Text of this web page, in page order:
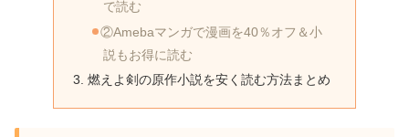
で読む
②Amebaマンガで漫画を40％オフ＆小
説もお得に読む
燃えよ剣の原作小説を安く読む方法まとめ